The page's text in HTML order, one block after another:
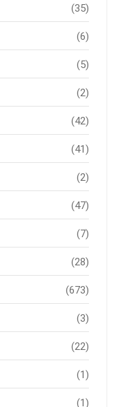
(35)
(6)
(5)
(2)
(42)
(41)
(2)
(47)
(7)
(28)
(673)
(3)
(22)
(1)
(1)